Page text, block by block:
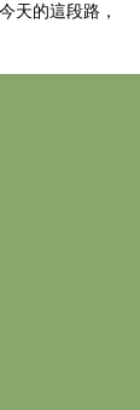
天的這段路，